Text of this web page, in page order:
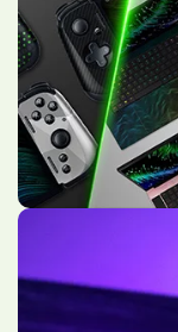
Univers Gaming